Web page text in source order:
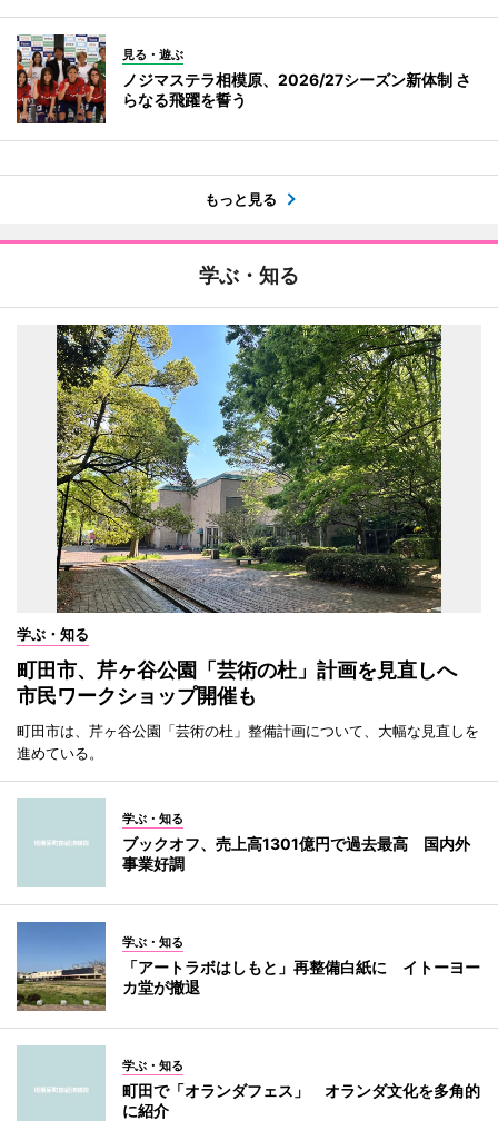
見る・遊ぶ
ノジマステラ相模原、2026/27シーズン新体制 さ
らなる飛躍を誓う
もっと見る
学ぶ・知る
学ぶ・知る
町田市、芹ヶ谷公園「芸術の杜」計画を見直しへ
市民ワークショップ開催も
町田市は、芹ヶ谷公園「芸術の杜」整備計画について、大幅な見直しを
進めている。
学ぶ・知る
ブックオフ、売上高1301億円で過去最高 国内外
事業好調
学ぶ・知る
「アートラボはしもと」再整備白紙に イトーヨー
カ堂が撤退
学ぶ・知る
町田で「オランダフェス」 オランダ文化を多角的
に紹介